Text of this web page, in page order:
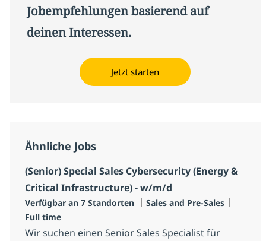
Jobempfehlungen basierend auf
deinen Interessen.
Jetzt starten
Ähnliche Jobs
(Senior) Special Sales Cybersecurity (Energy &
Critical Infrastructure) - w/m/d
Verfügbar an 7 Standorten Kategorie
Sales and Pre-Sales
Full time
Wir suchen einen Senior Sales Specialist für